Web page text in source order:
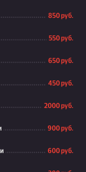
850 руб.
550 руб.
650 руб.
450 руб.
2000 руб.
900 руб.
600 руб.